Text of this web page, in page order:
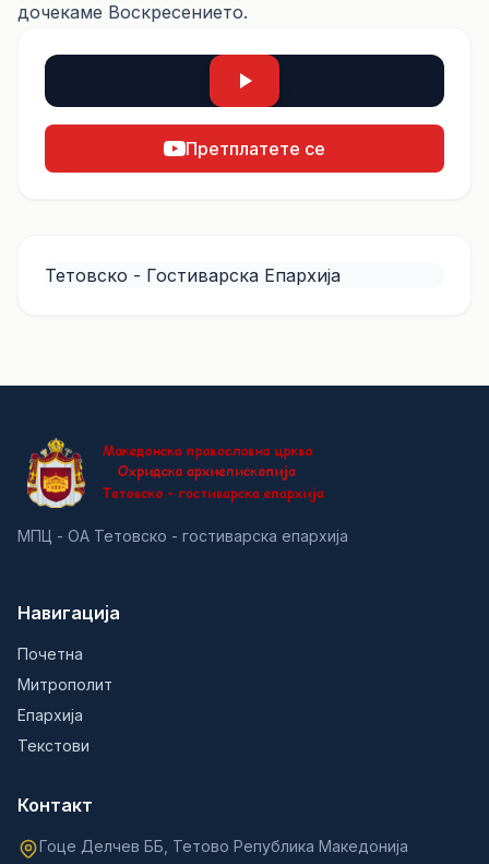
дочекаме Воскресението.
Претплатете се
Тетовско - Гостиварска Епархија
МПЦ - ОА Тетовско - гостиварска епархија
Навигација
Почетна
Митрополит
Епархија
Текстови
Контакт
Гоце Делчев ББ, Тетово Република Македонија